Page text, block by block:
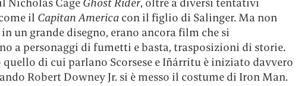
il Capitan America con il figlio di Salinger. Ma non
un grande disegno, erano ancora film che si
a personaggi di fumetti e basta, trasposizioni di storie.
quello di cui parlano Scorsese e Iñárritu è iniziato davvero
Robert Downey Jr. si è messo il costume di Iron Man.